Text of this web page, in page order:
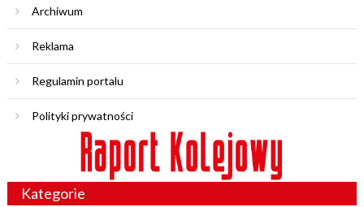
Archiwum
Reklama
Regulamin portalu
Polityki prywatności
Kategorie